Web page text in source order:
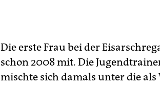
Die erste Frau bei der
schon 2008 mit. Die
mischte sich damals unter die